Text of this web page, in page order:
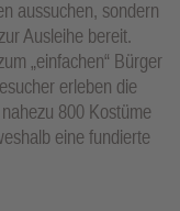
aussuchen, sondern
Ausleihe bereit.
„einfachen“ Bürger
erleben die
800 Kostüme
eine fundierte